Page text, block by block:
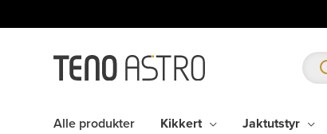
rett
Alle produkter Kikkert Jaktutstyr